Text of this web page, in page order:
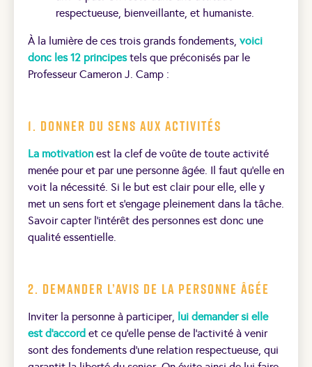
respectueuse, bienveillante, et humaniste.
À la lumière de ces trois grands fondements, voici
donc les 12 principestels que préconisés par le
Professeur Cameron J. Camp :
1. Donner du sens aux activités
La motivation est la clef de voûte de toute activité
menée pour et par une personne âgée. Il faut qu’elle en
voit la nécessité. Si le but est clair pour elle, elle y
met un sens fort et s’engage pleinement dans la tâche.
Savoir capter l’intérêt des personnes est donc une
qualité essentielle.
2. Demander l’avis de la personne âgée
Inviter la personne à participer, lui demander si elle
est d’accord et ce qu’elle pense de l’activité à venir
sont des fondements d’une relation respectueuse, qui